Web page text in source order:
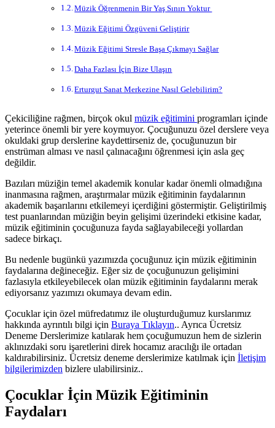
Müzik Öğrenmenin Bir Yaş Sınırı Yoktur
Müzik Eğitimi Özgüveni Geliştirir
Müzik Eğitimi Stresle Başa Çıkmayı Sağlar
Daha Fazlası İçin Bize Ulaşın
Erturgut Sanat Merkezine Nasıl Gelebilirim?
Çekiciliğine rağmen, birçok okul müzik eğitimini programları içinde
yeterince önemli bir yere koymuyor. Çocuğunuzu özel derslere veya
okuldaki grup derslerine kaydettirseniz de, çocuğunuzun bir
enstrüman alması ve nasıl çalınacağını öğrenmesi için asla geç
değildir.
Bazıları müziğin temel akademik konular kadar önemli olmadığına
inanmasına rağmen, araştırmalar müzik eğitiminin faydalarının
akademik başarılarını etkilemeyi içerdiğini göstermiştir. Geliştirilmiş
test puanlarından müziğin beyin gelişimi üzerindeki etkisine kadar,
müzik eğitiminin çocuğunuza fayda sağlayabileceği yollardan
sadece birkaçı.
Bu nedenle bugünkü yazımızda çocuğunuz için müzik eğitiminin
faydalarına değineceğiz. Eğer siz de çocuğunuzun gelişimini
fazlasıyla etkileyebilecek olan müzik eğitiminin faydalarını merak
ediyorsanız yazımızı okumaya devam edin.
Çocuklar için özel müfredatımız ile oluşturduğumuz kurslarımız
hakkında ayrıntılı bilgi için Buraya Tıklayın.. Ayrıca Ücretsiz
Deneme Derslerimize katılarak hem çocuğumuzun hem de sizlerin
aklınızdaki soru işaretlerini direk hocamız aracılığı ile ortadan
kaldırabilirsiniz. Ücretsiz deneme derslerimize katılmak için İletişim
bilgilerimizden bizlere ulabilirsiniz..
Çocuklar İçin Müzik Eğitiminin
Faydaları